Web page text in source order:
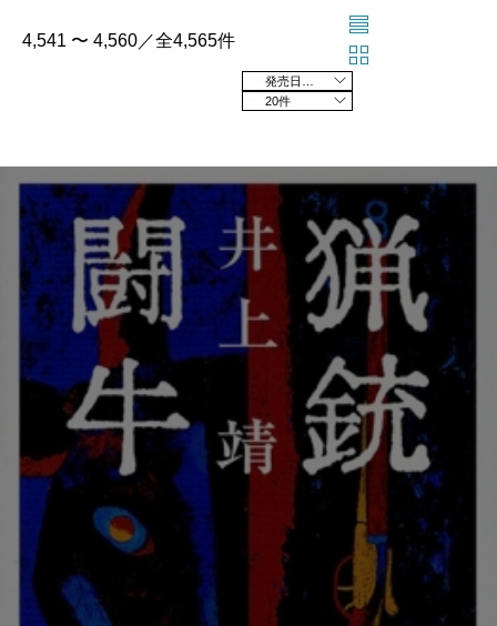
4,541 〜 4,560／全4,565件
20件